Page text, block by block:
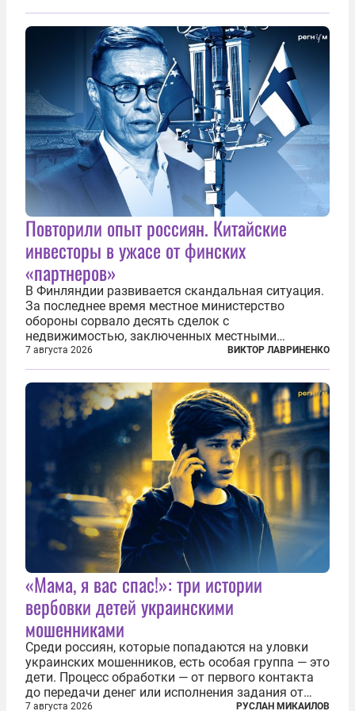
предложил исключить его тексты из программ
общего образования. Мотивировал он это тем,
Повторили опыт россиян. Китайские
инвесторы в ужасе от финских
«партнеров»
В Финляндии развивается скандальная ситуация.
За последнее время местное министерство
обороны сорвало десять сделок с
недвижимостью, заключенных местными
фирмами с китайским капиталом. Чиновники
заявили, что они могли заключаться с целью
создания в Финляндии шпионской сети, чтобы
следить за...
7 августа 2026 ВИКТОР ЛАВРИНЕНКО
«Мама, я вас спас!»: три истории
вербовки детей украинскими
мошенниками
Среди россиян, которые попадаются на уловки
украинских мошенников, есть особая группа — это
дети. Процесс обработки — от первого контакта
до передачи денег или исполнения задания от
кураторов может занять от двух часов до
7 августа 2026 РУСЛАН МИКАИЛОВ